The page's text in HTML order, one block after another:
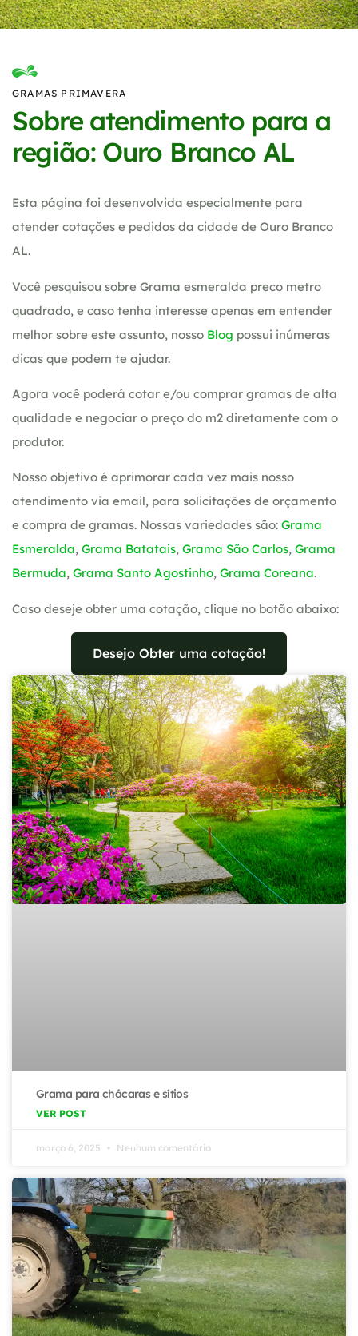
GRAMAS PRIMAVERA
Sobre atendimento para a
região: Ouro Branco AL
Esta página foi desenvolvida especialmente para
atender cotações e pedidos da cidade de Ouro Branco
AL.
Você pesquisou sobre Grama esmeralda preco metro
quadrado, e caso tenha interesse apenas em entender
melhor sobre este assunto, nosso Blog possui inúmeras
dicas que podem te ajudar.
Agora você poderá cotar e/ou comprar gramas de alta
qualidade e negociar o preço do m2 diretamente com o
produtor.
Nosso objetivo é aprimorar cada vez mais nosso
atendimento via email, para solicitações de orçamento
e compra de gramas. Nossas variedades são: Grama
Esmeralda, Grama Batatais, Grama São Carlos, Grama
Bermuda, Grama Santo Agostinho, Grama Coreana.
Caso deseje obter uma cotação, clique no botão abaixo:
Desejo Obter uma cotação!
Grama para chácaras e sítios
VER POST
março 6, 2025 Nenhum comentário